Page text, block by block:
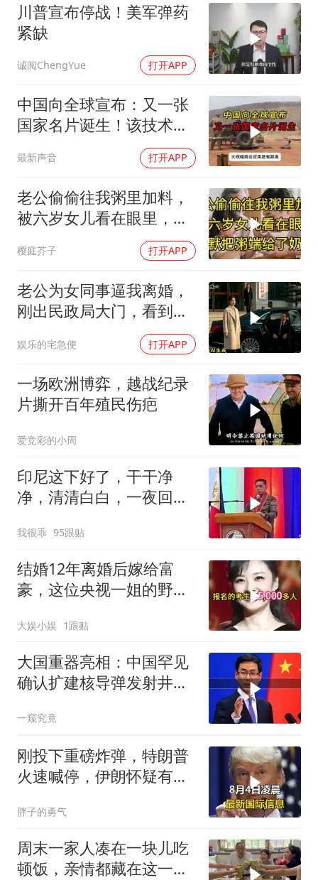
日本籍女网红在韩直播时自杀身亡
恩比德变瘦引热议
总书记关心百姓身边这些民生大事
川普宣布停战！美军弹药
紧缺
诚阅ChengYue 打开APP
中国向全球宣布：又一张
国家名片诞生！该技术全
最新声音 打开APP
老公偷偷往我粥里加料，
被六岁女儿看在眼里，默
樱庭芥子 打开APP
老公为女同事逼我离婚，
刚出民政局大门，看到我
上了省长爸爸的专车
娱乐的宅急便 打开APP
一场欧洲博弈，越战纪录
片撕开百年殖民伤疤
爱竞彩的小周
印尼这下好了，干干净
净，清清白白，一夜回到
我很乖 95跟贴
结婚12年离婚后嫁给富
豪，这位央视一姐的野心
大娱小娱 1跟贴
大国重器亮相：中国罕见
确认扩建核导弹发射井铸
一窥究竟
刚投下重磅炸弹，特朗普
火速喊停，伊朗怀疑有
胖子的勇气
周末一家人凑在一块儿吃
顿饭，亲情都藏在这一饭